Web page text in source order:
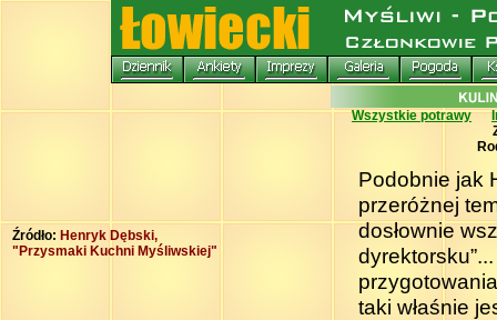
Wszystkie potrawy
Źródło: Henryk Dębski,
"Przysmaki Kuchni Myśliwskiej"
Podobnie jak
przeróżnej
dosłownie
taki właśnie